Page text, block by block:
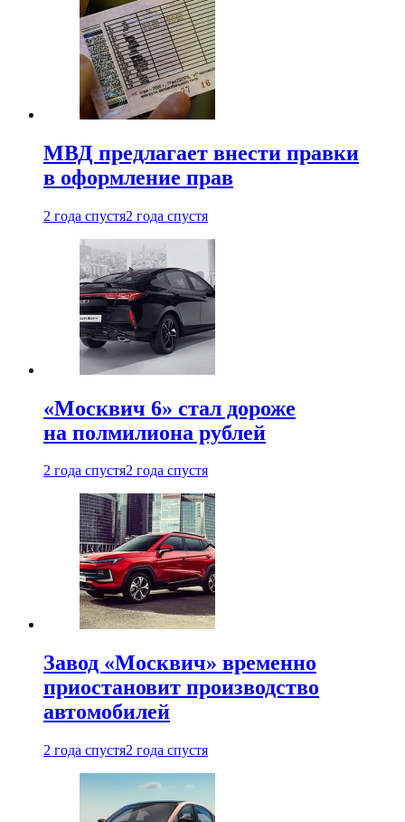
МВД предлагает внести правки
в оформление прав
2 года спустя2 года спустя
«Москвич 6» стал дороже
на полмилиона рублей
2 года спустя2 года спустя
Завод «Москвич» временно
приостановит производство
автомобилей
2 года спустя2 года спустя